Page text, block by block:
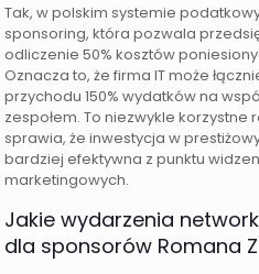
Tak, w polskim systemie
sponsoring, która pozwala
odliczenie 50% kosztów
Oznacza to, że firma IT może
przychodu 150% wydatków na
zespołem. To niezwykle
sprawia, że inwestycja w
bardziej efektywna z punktu
marketingowych.
Jakie wydarzenia
dla sponsorów Romana